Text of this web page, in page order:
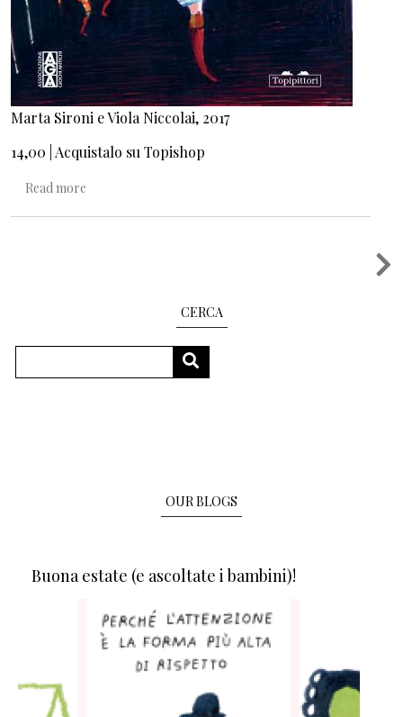
Marta Sironi e Viola Niccolai, 2017
14,00 | Acquistalo su Topishop
Read more
CERCA
SEARCH
OUR BLOGS
Buona estate (e ascoltate i bambini)!